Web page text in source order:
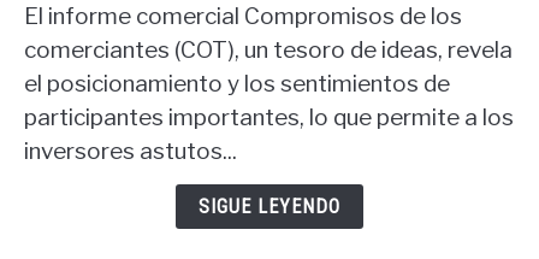
del
informe
COT:
informe
COT
El informe comercial Compromisos de los
comerciantes (COT), un tesoro de ideas, revela
el posicionamiento y los sentimientos de
participantes importantes, lo que permite a los
inversores astutos...
SIGUE LEYENDO